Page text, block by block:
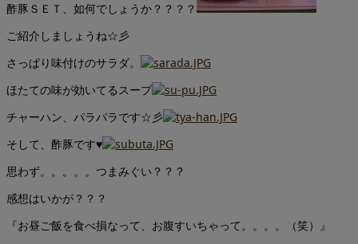
酢豚ＳＥＴ、如何でしょうか？？？？
ご紹介しましょうね☆彡
さっぱり味付けのサラダ。
ほたての味が効いてるスープ
チャーハン、パラパラです☆彡
そして、酢豚です♥
思わず。。。。。つまみぐい？？？
感想はいかが？？？
『お昼ご飯を食べ損なって、お腹すいちゃって。。。。（笑）』